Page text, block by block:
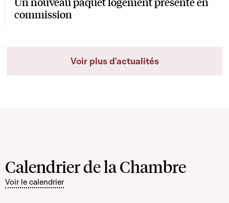
commission
Voir plus d'actualités
Calendrier de la Chambre
Voir le calendrier